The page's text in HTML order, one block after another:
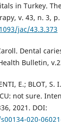
in Turkey.
v. 43, n. 3, p.
jac/43.3.373
Dental
Bulletin,
E.; BLOT,
not sure.
2021. DOI:
020-